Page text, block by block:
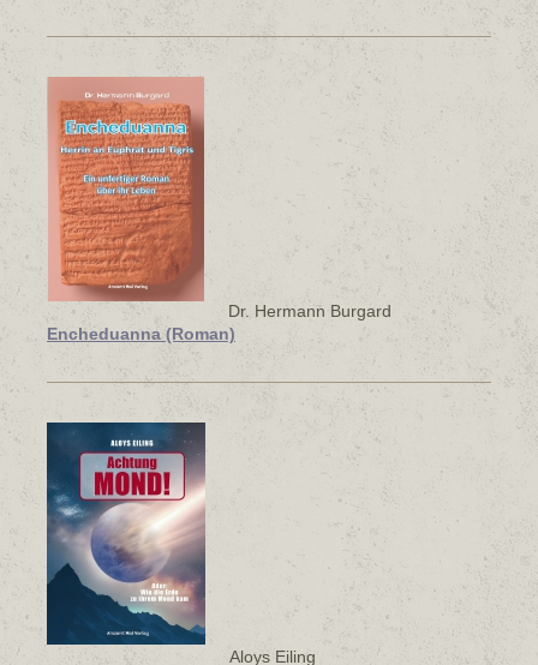
Dr. Hermann Burgard
Encheduanna (Roman)
Aloys Eiling